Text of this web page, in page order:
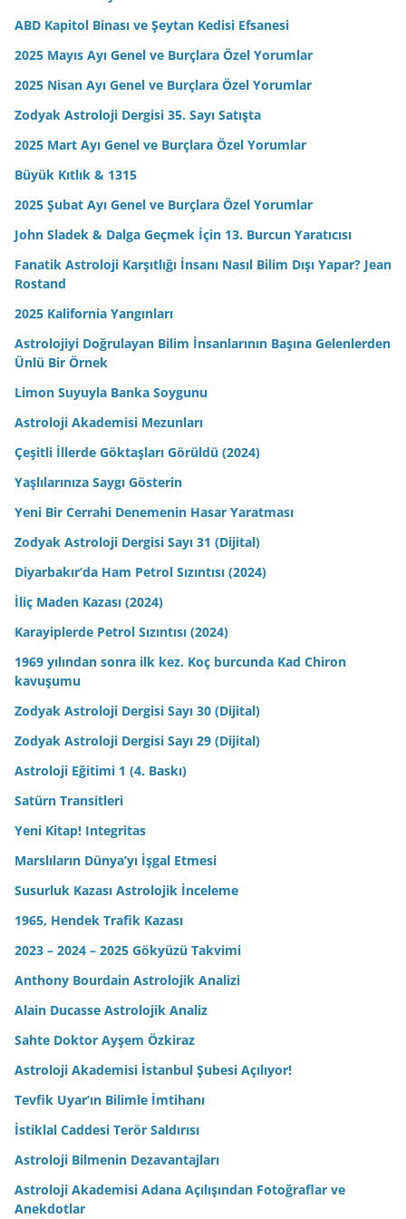
ABD Kapitol Binası ve Şeytan Kedisi Efsanesi
2025 Mayıs Ayı Genel ve Burçlara Özel Yorumlar
2025 Nisan Ayı Genel ve Burçlara Özel Yorumlar
Zodyak Astroloji Dergisi 35. Sayı Satışta
2025 Mart Ayı Genel ve Burçlara Özel Yorumlar
Büyük Kıtlık & 1315
2025 Şubat Ayı Genel ve Burçlara Özel Yorumlar
John Sladek & Dalga Geçmek İçin 13. Burcun Yaratıcısı
Fanatik Astroloji Karşıtlığı İnsanı Nasıl Bilim Dışı Yapar? Jean
Rostand
2025 Kalifornia Yangınları
Astrolojiyi Doğrulayan Bilim İnsanlarının Başına Gelenlerden
Ünlü Bir Örnek
Limon Suyuyla Banka Soygunu
Astroloji Akademisi Mezunları
Çeşitli İllerde Göktaşları Görüldü (2024)
Yaşlılarınıza Saygı Gösterin
Yeni Bir Cerrahi Denemenin Hasar Yaratması
Zodyak Astroloji Dergisi Sayı 31 (Dijital)
Diyarbakır’da Ham Petrol Sızıntısı (2024)
İliç Maden Kazası (2024)
Karayiplerde Petrol Sızıntısı (2024)
1969 yılından sonra ilk kez. Koç burcunda Kad Chiron
kavuşumu
Zodyak Astroloji Dergisi Sayı 30 (Dijital)
Zodyak Astroloji Dergisi Sayı 29 (Dijital)
Astroloji Eğitimi 1 (4. Baskı)
Satürn Transitleri
Yeni Kitap! Integritas
Marslıların Dünya’yı İşgal Etmesi
Susurluk Kazası Astrolojik İnceleme
1965, Hendek Trafik Kazası
2023 – 2024 – 2025 Gökyüzü Takvimi
Anthony Bourdain Astrolojik Analizi
Alain Ducasse Astrolojik Analiz
Sahte Doktor Ayşem Özkiraz
Astroloji Akademisi İstanbul Şubesi Açılıyor!
Tevfik Uyar’ın Bilimle İmtihanı
İstiklal Caddesi Terör Saldırısı
Astroloji Bilmenin Dezavantajları
Astroloji Akademisi Adana Açılışından Fotoğraflar ve
Anekdotlar